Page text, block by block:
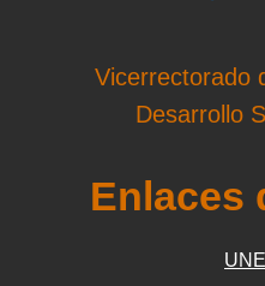
Vicerrectorado
Desarrollo
Enlaces